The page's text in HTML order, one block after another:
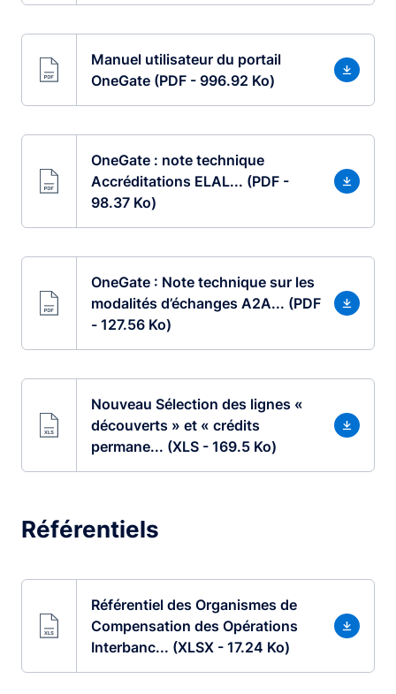
Manuel utilisateur du portail
OneGate (PDF - 996.92 Ko)
OneGate : note technique
Accréditations ELAL... (PDF -
98.37 Ko)
OneGate : Note technique sur les
modalités d’échanges A2A... (PDF
- 127.56 Ko)
Nouveau Sélection des lignes «
découverts » et « crédits
permane... (XLS - 169.5 Ko)
Référentiels
Référentiel des Organismes de
Compensation des Opérations
Interbanc... (XLSX - 17.24 Ko)